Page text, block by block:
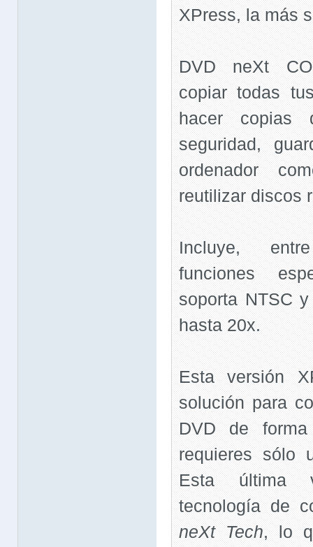
XPress, la más
DVD neXt
copiar todas
hacer
seguridad,
ordenador
reutilizar discos
Incluye,
funciones
soporta NTSC
hasta 20x.
Esta versión
solución para
DVD de
requieres sólo
Esta última
tecnología de
neXt Tech, lo